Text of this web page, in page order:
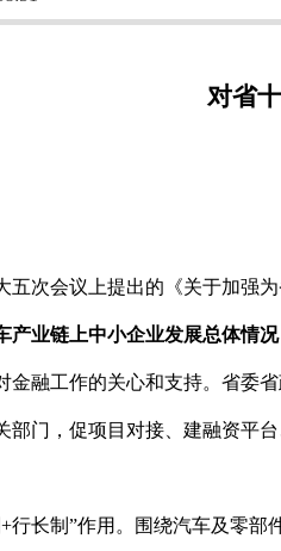
对省
五次会议上提出的《关于加强
产业链上中小企业发展总体情况
金融工作的关心和支持。省委
部门，促项目对接、建融资平
行长制”作用。围绕汽车及零